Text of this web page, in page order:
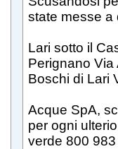
state messe a
Lari sotto il
Perignano Via
Boschi di Lari
Acque SpA,
per ogni
verde 800